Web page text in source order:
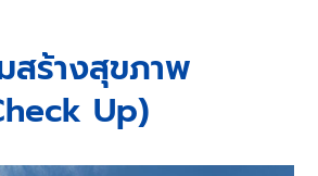
สร้างสุขภาพ
Up)